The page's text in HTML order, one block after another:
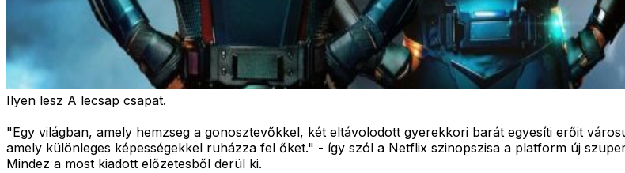
Ilyen lesz A lecsap csapat.
"Egy világban, amely hemzseg a gonosztevőkkel, két eltávolodott gyerekkori barát egyesíti erőit
amely különleges képességekkel ruházza fel őket." - így szól a Netflix szinopszisa a platform új
Mindez a most kiadott előzetesből derül ki.